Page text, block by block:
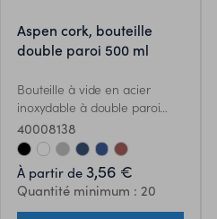
aspen cork, bouteille
double paroi 500 ml
Bouteille à vide en acier
inoxydable à double paroi
avec détail de la base en
liège. Contenance: : 500 ml.
Sans fuite. Le liège est un
matériau 100% naturel. En
raison de sa structure et de la
porosité de sa surface, le
40008138
À partir de 3,56 €
Quantité minimum : 20